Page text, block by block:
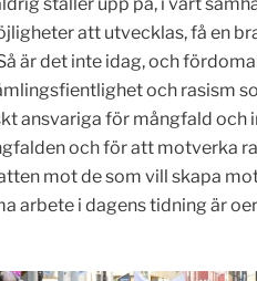
att utvecklas, få en
är det inte idag, och
och rasism
ansvariga för mångfald och
och för att motverka
mot de som vill skapa
i dagens tidning är